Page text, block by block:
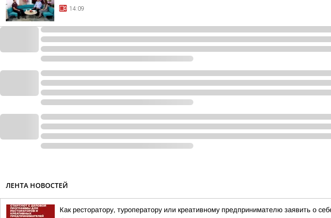
14:09
ЛЕНТА НОВОСТЕЙ
Как ресторатору, туроператору или креативному предпринимателю заявить о